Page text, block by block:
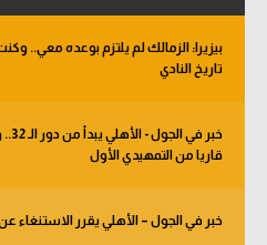
بيزيرا: الزمالك لم يلتزم بوعده معي..
تاريخ النادي
خبر
قاريا من التمهيدي الأول
خبر في الجول – الأهلي يقرر الاستنغاء